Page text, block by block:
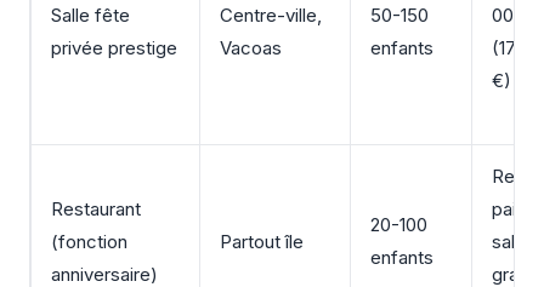
Salle fête
privée prestige
Centre-ville,
Vacoas
50-150
enfants
000
(170
€)
Restaurant
(fonction
anniversaire)
Partout île
20-100
enfants
Repas
salle